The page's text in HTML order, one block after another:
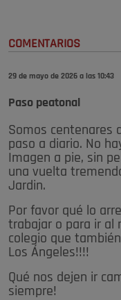
COMENTARIOS
29 de mayo de 2026 a las 10:43
Paso peatonal
Somos centenares
paso a diario. No
Imagen a pie, sin
una vuelta
Jardin.
Por favor qué lo
trabajar o para ir al
colegio que
Los Ángeles!!!!
Qué nos dejen ir
siempre!